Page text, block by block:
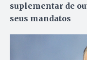
suplementar de
seus mandatos